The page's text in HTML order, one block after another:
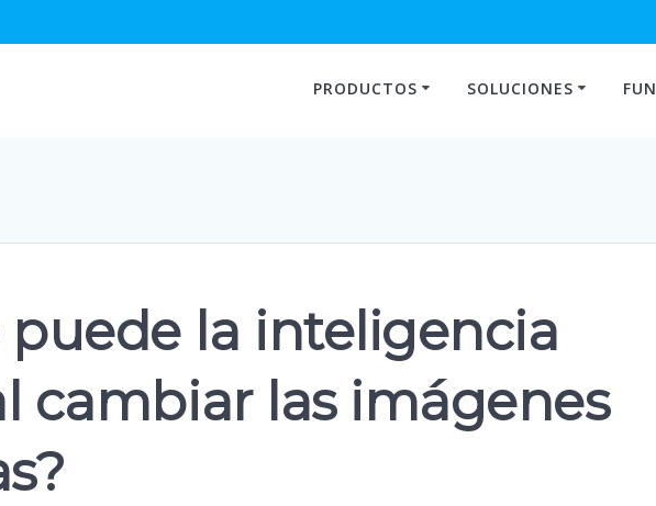
PRODUCTOS
SOLUCIONES
puede la inteligencia
cambiar las imágenes